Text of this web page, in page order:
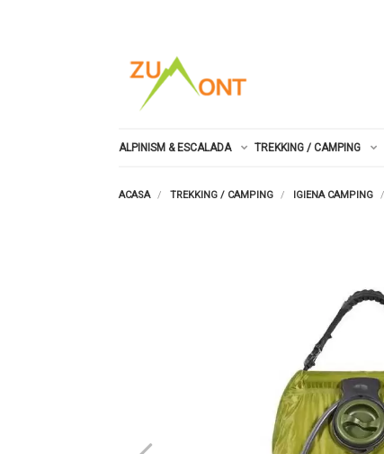
ALPINISM & ESCALADA TREKKING / CAMPING
ACASA TREKKING / CAMPING IGIENA CAMPING